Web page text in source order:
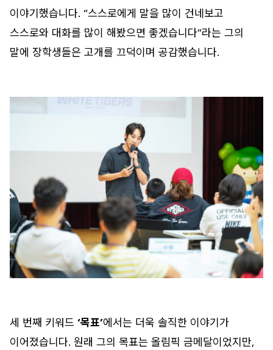
이야기했습니다. “스스로에게 말을 많이 건네보고
스스로와 대화를 많이 해봤으면 좋겠습니다”라는 그의
말에 장학생들은 고개를 끄덕이며 공감했습니다.
세 번째 키워드 ‘목표’에서는 더욱 솔직한 이야기가
이어졌습니다. 원래 그의 목표는 올림픽 금메달이었지만,